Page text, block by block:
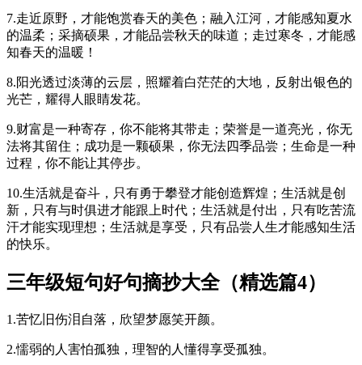
7.走近原野，才能饱赏春天的美色；融入江河，才能感知夏水
的温柔；采摘硕果，才能品尝秋天的味道；走过寒冬，才能感
知春天的温暖！
8.阳光透过淡薄的云层，照耀着白茫茫的大地，反射出银色的
光芒，耀得人眼睛发花。
9.财富是一种寄存，你不能将其带走；荣誉是一道亮光，你无
法将其留住；成功是一颗硕果，你无法四季品尝；生命是一种
过程，你不能让其停步。
10.生活就是奋斗，只有勇于攀登才能创造辉煌；生活就是创
新，只有与时俱进才能跟上时代；生活就是付出，只有吃苦流
汗才能实现理想；生活就是享受，只有品尝人生才能感知生活
的快乐。
三年级短句好句摘抄大全（精选篇4）
1.苦忆旧伤泪自落，欣望梦愿笑开颜。
2.懦弱的人害怕孤独，理智的人懂得享受孤独。